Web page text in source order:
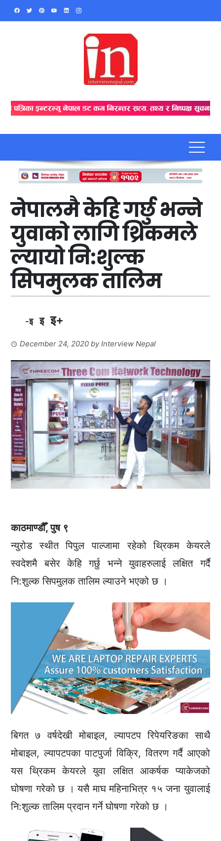
Skip
नेपालमै केहि गर्छु भन्ने
युवाको लागि थ्रिकमले
ल्यायो नि:शुल्क
सिपमुलक तालिम
-इ इ इ+
December 24, 2020 byInterview Nepal
काठमाण्डौँ, पुष ९
न्युरोड स्थीत पिपुल पाल्जामा रहेको थ्रिकम केयरले
स्वदेशमै बसेर केहि गर्छु भन्ने युवाहरुलाई लक्षित गर्दै
नि:शुल्क सिपमुलक तालिम ल्याउने भएको छ ।
बिगत ७ वर्षदेखी मोबाइल, ल्यापटप रिपेयरिङका साथै
मोबाइल, ल्यापटपका पाटपुर्जा विक्रि, वितरण गर्दै आएको
यस थ्रिकम केयरले युवा लक्षित आकर्षक प्याकेजको
घोषणा गरेको छ । यसै माघ महिनाभित्र १५ जना युवालाई
नि:शुल्क तालिम प्रदान गर्ने घोषणा गरेको छ ।